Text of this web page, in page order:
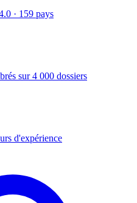
· 159 pays
sur 4 000 dossiers
d'expérience